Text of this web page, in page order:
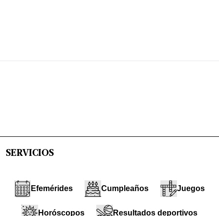
SERVICIOS
Efemérides Cumpleaños Juegos
Horóscopos Resultados deportivos